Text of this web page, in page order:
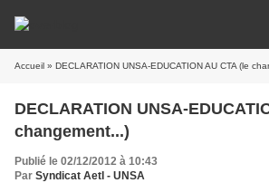
Accueil » DECLARATION UNSA-EDUCATION AU CTA (le
DECLARATION UNSA-
changement...)
Publié le 02/12/2012 à 10:43
Par Syndicat AetI - UNSA